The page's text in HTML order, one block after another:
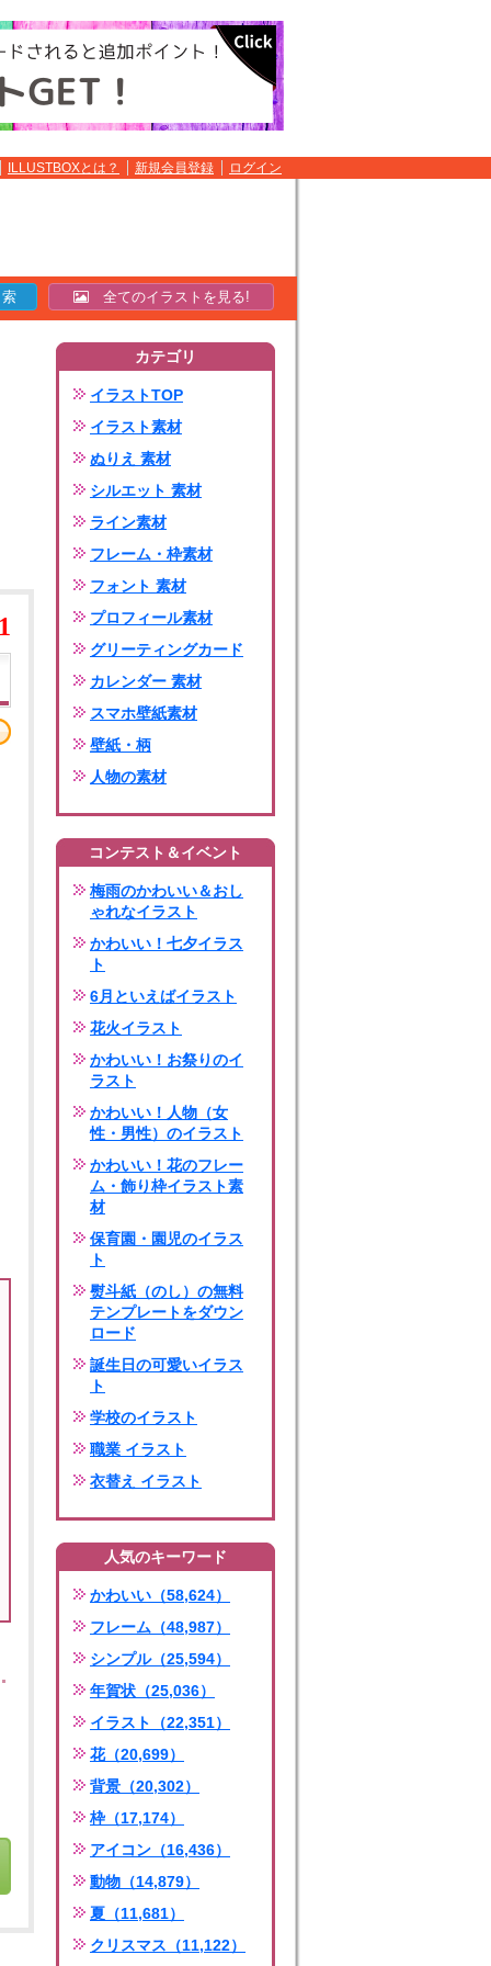
ILLUSTBOXとは？ 新規会員登録 ログイン
全てのイラストを見る!
カテゴリ
イラストTOP
イラスト素材
ぬりえ 素材
シルエット 素材
ライン素材
フレーム・枠素材
フォント 素材
プロフィール素材
グリーティングカード
カレンダー 素材
スマホ壁紙素材
壁紙・柄
人物の素材
コンテスト＆イベント
梅雨のかわいい＆おし
ゃれなイラスト
かわいい！七夕イラス
ト
6月といえばイラスト
花火イラスト
かわいい！お祭りのイ
ラスト
かわいい！人物（女
性・男性）のイラスト
かわいい！花のフレー
ム・飾り枠イラスト素
材
保育園・園児のイラス
ト
熨斗紙（のし）の無料
テンプレートをダウン
ロード
誕生日の可愛いイラス
ト
学校のイラスト
職業 イラスト
衣替え イラスト
人気のキーワード
かわいい（58,624）
フレーム（48,987）
シンプル（25,594）
年賀状（25,036）
イラスト（22,351）
花（20,699）
背景（20,302）
枠（17,174）
アイコン（16,436）
動物（14,879）
夏（11,681）
クリスマス（11,122）